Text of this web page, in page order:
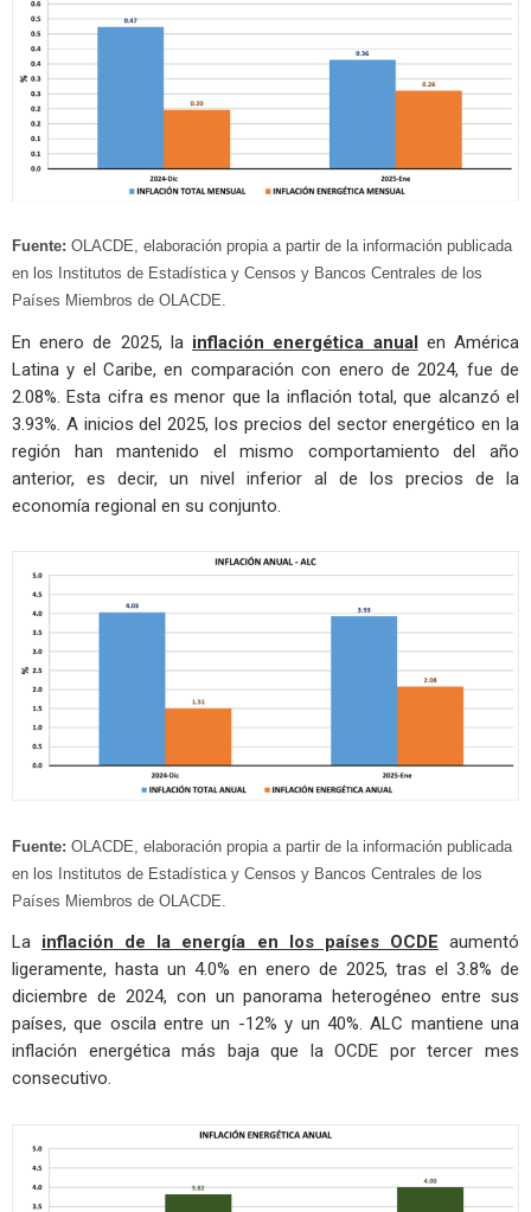
Fuente: OLACDE, elaboración propia a partir de la información publicada
en los Institutos de Estadística y Censos y Bancos Centrales de los
Países Miembros de OLACDE.
En enero de 2025, la inflación energética anual en América
Latina y el Caribe, en comparación con enero de 2024, fue de
2.08%. Esta cifra es menor que la inflación total, que alcanzó el
3.93%. A inicios del 2025, los precios del sector energético en la
región han mantenido el mismo comportamiento del año
anterior, es decir, un nivel inferior al de los precios de la
economía regional en su conjunto.
Fuente: OLACDE, elaboración propia a partir de la información publicada
en los Institutos de Estadística y Censos y Bancos Centrales de los
Países Miembros de OLACDE.
La inflación de la energía en los países OCDE aumentó
ligeramente, hasta un 4.0% en enero de 2025, tras el 3.8% de
diciembre de 2024, con un panorama heterogéneo entre sus
países, que oscila entre un -12% y un 40%. ALC mantiene una
inflación energética más baja que la OCDE por tercer mes
consecutivo.